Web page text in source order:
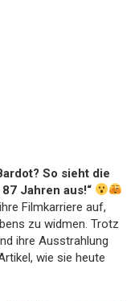
So sieht die
Jahren aus!“
Filmkarriere auf,
zu widmen. Trotz
ihre Ausstrahlung
wie sie heute